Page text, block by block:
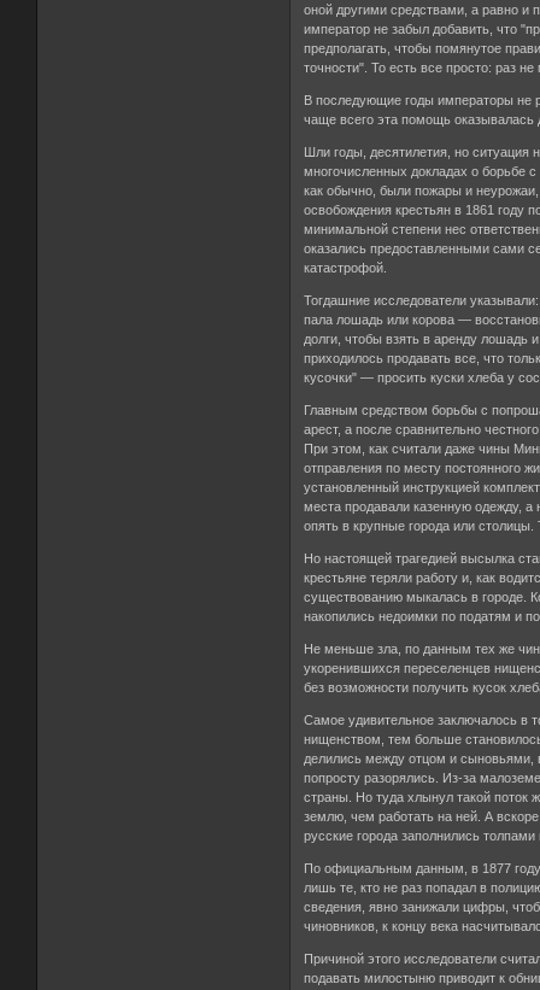
оной другими средствами, а равно и
император не забыл добавить, что
предполагать, чтобы помянутое
точности". То есть все просто: раз
В последующие годы императоры не
чаще всего эта помощь
Шли годы, десятилетия, но ситуация
многочисленных докладах о борьбе
как обычно, были пожары и
освобождения крестьян в 1861 году
минимальной степени нес
оказались предоставленными сами
катастрофой.
Тогдашние исследователи
пала лошадь или корова —
долги, чтобы взять в аренду лошадь
приходилось продавать все, что
кусочки" — просить куски хлеба у
Главным средством борьбы с
арест, а после сравнительно
При этом, как считали даже чины
отправления по месту постоянного
установленный инструкцией
места продавали казенную одежду,
опять в крупные города или
Но настоящей трагедией высылка
крестьяне теряли работу и, как
существованию мыкалась в городе.
накопились недоимки по податям и
Не меньше зла, по данным тех же
укоренившихся переселенцев
без возможности получить кусок
Самое удивительное заключалось в
нищенством, тем больше
делились между отцом и сыновьями,
попросту разорялись. Из-за
страны. Но туда хлынул такой поток
землю, чем работать на ней. А
русские города заполнились
По официальным данным, в 1877
лишь те, кто не раз попадал в
сведения, явно занижали цифры,
чиновников, к концу века
Причиной этого исследователи
подавать милостыню приводит к